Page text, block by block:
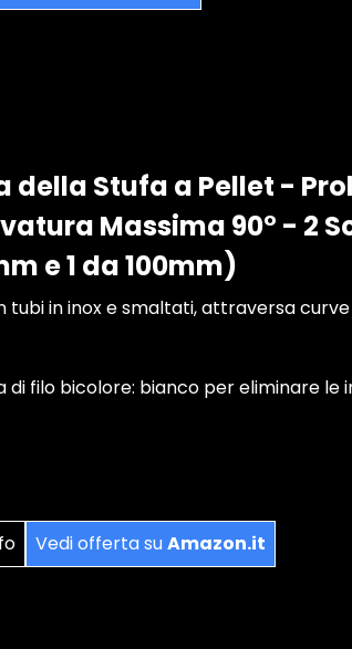
della Stufa a Pellet -
Massima 90° - 2
e 1 da 100mm)
in inox e smaltati, attraversa
filo bicolore: bianco per eliminare le
Vedi offerta suAmazon.it